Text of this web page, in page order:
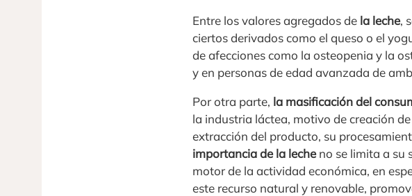
Entre los valores agregados de la leche,
ciertos derivados como el queso o el
de afecciones como la osteopenia y la
y en personas de edad avanzada de
Por otra parte, la masificación del
la industria láctea, motivo de creación
extracción del producto, su
importancia de la lecheno se limita a su
motor de la actividad económica, en
este recurso natural y renovable,